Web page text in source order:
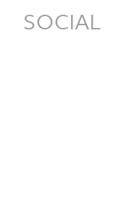
SOCIAL